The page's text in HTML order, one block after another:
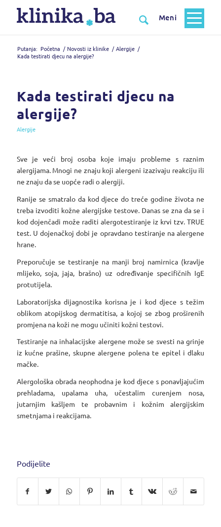
Putanja: Početna / Novosti iz klinike / Alergije /
Kada testirati djecu na alergije?
Kada testirati djecu na
alergije?
Alergije
Sve je veći broj osoba koje imaju probleme s raznim
alergijama. Mnogi ne znaju koji alergeni izazivaju reakciju ili
ne znaju da se uopće radi o alergiji.
Ranije se smatralo da kod djece do treće godine života ne
treba izvoditi kožne alergijske testove. Danas se zna da se i
kod dojenčadi može raditi alergotestiranje iz krvi tzv. TRUE
test. U dojenačkoj dobi je opravdano testiranje na alergene
hrane.
Preporučuje se testiranje na manji broj namirnica (kravlje
mlijeko, soja, jaja, brašno) uz određivanje specifičnih IgE
protutijela.
Laboratorijska dijagnostika korisna je i kod djece s težim
oblikom atopijskog dermatitisa, a kojoj se zbog proširenih
promjena na koži ne mogu učiniti kožni testovi.
Testiranje na inhalacijske alergene može se svesti na grinje
iz kućne prašine, skupne alergene polena te epitel i dlaku
mačke.
Alergološka obrada neophodna je kod djece s ponavljajućim
prehladama, upalama uha, učestalim curenjem nosa,
jutarnjim kašljem te probavnim i kožnim alergijskim
smetnjama i reakcijama.
Podijelite